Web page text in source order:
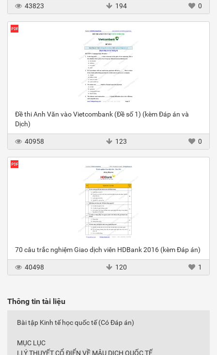
43823 194 0
Đề thi Anh Văn vào Vietcombank (Đề số 1) (kèm Đáp án và
Dịch)
40958 123 0
70 câu trắc nghiệm Giao dịch viên HDBank 2016 (kèm Đáp án)
40498 120 1
Thông tin tài liệu
Bài tập Kinh tế học quốc tế (Có Đáp án)
MỤC LỤC
I.LÝ THUYẾT CỔ ĐIỂN VỀ MẬU DỊCH QUỐC TẾ